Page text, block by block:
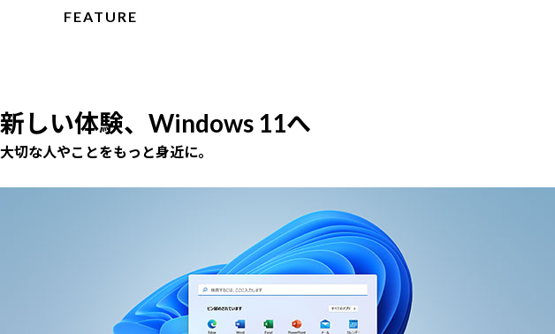
FEATURE
新しい体験、Windows 11へ
大切な人やことをもっと身近に。